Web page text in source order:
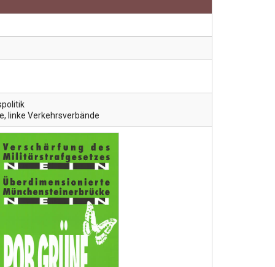
linke Verkehrsverbände